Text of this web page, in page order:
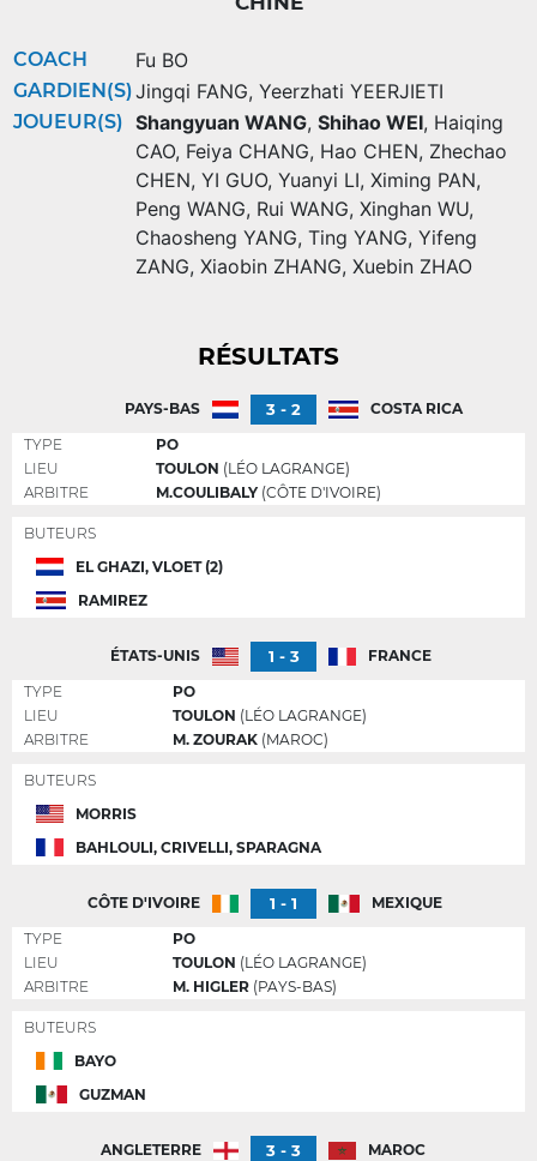
COACH Fu BO
GARDIEN(S)Jingqi FANG, Yeerzhati YEERJIETI
JOUEUR(S) Shangyuan WANG, Shihao WEI, Haiqing
CAO, Feiya CHANG, Hao CHEN, Zhechao
CHEN, YI GUO, Yuanyi LI, Ximing PAN,
Peng WANG, Rui WANG, Xinghan WU,
Chaosheng YANG, Ting YANG, Yifeng
ZANG, Xiaobin ZHANG, Xuebin ZHAO
RÉSULTATS
PAYS-BAS 3 - 2
COSTA RICA
TYPE
PO
LIEU
TOULON (LÉO LAGRANGE)
ARBITRE
M.COULIBALY (CÔTE D'IVOIRE)
BUTEURS
EL GHAZI, VLOET (2)
RAMIREZ
ÉTATS-UNIS 1 - 3
FRANCE
TYPE
PO
LIEU
TOULON (LÉO LAGRANGE)
ARBITRE
M. ZOURAK (MAROC)
BUTEURS
MORRIS
BAHLOULI, CRIVELLI, SPARAGNA
CÔTE D'IVOIRE 1 - 1
MEXIQUE
TYPE
PO
LIEU
TOULON (LÉO LAGRANGE)
ARBITRE
M. HIGLER (PAYS-BAS)
BUTEURS
BAYO
GUZMAN
ANGLETERRE 3 - 3
MAROC